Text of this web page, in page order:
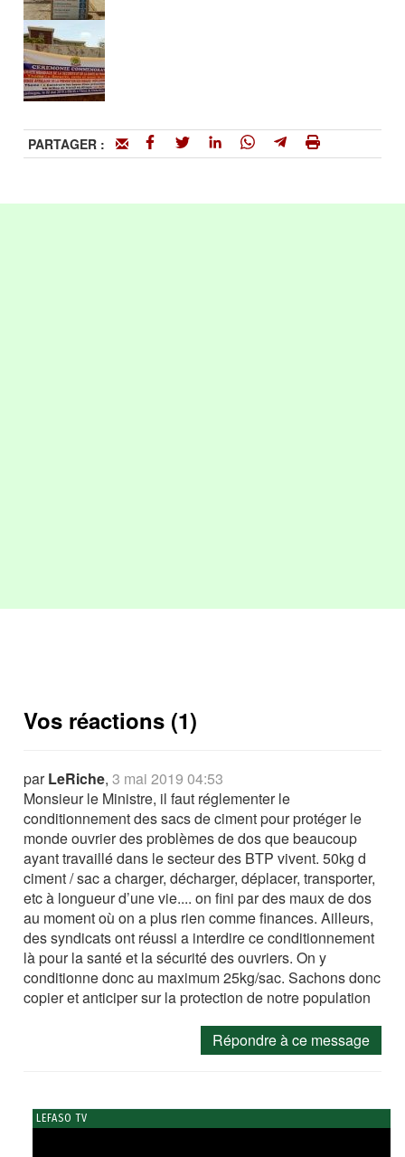
PARTAGER :
Vos réactions (1)
parLeRiche,3 mai 2019 04:53
Monsieur le Ministre, il faut réglementer le
conditionnement des sacs de ciment pour protéger le
monde ouvrier des problèmes de dos que beaucoup
ayant travaillé dans le secteur des BTP vivent. 50kg d
ciment / sac a charger, décharger, déplacer, transporter,
etc à longueur d’une vie.... on fini par des maux de dos
au moment où on a plus rien comme finances. Ailleurs,
des syndicats ont réussi a interdire ce conditionnement
là pour la santé et la sécurité des ouvriers. On y
conditionne donc au maximum 25kg/sac. Sachons donc
copier et anticiper sur la protection de notre population
Répondre à ce message
LEFASO TV